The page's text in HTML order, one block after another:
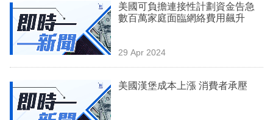
美國可負擔連接性計劃資金告急
數百萬家庭面臨網絡費用飆升
29 Apr 2024
美國漢堡成本上漲 消費者承壓